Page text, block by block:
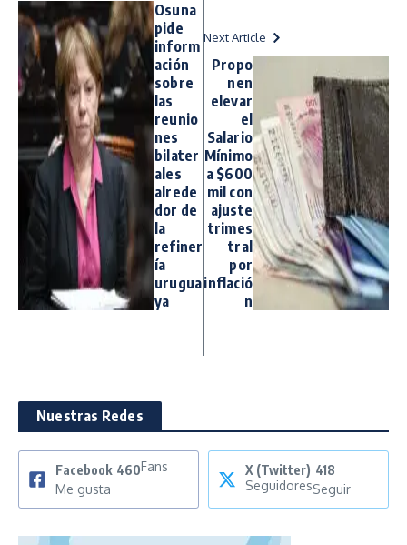
Osuna
pide
inform
ación
sobre
las
reunio
nes
bilater
ales
alrede
dor de
la
refiner
ía
urugua
ya
Next Article
Propo
nen
elevar
el
Salario
Mínimo
a $600
mil con
ajuste
trimes
tral
por
inflació
n
Nuestras Redes
Facebook 460Fans
Me gusta
X (Twitter) 418
SeguidoresSeguir